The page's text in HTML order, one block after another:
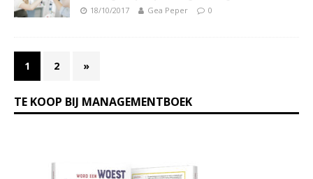
18/10/2017 Gea Peper 0
1 2 »
TE KOOP BIJ MANAGEMENTBOEK